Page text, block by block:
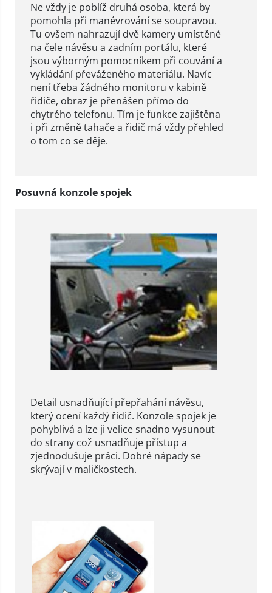
Ne vždy je poblíž druhá osoba, která by
pomohla při manévrování se soupravou.
Tu ovšem nahrazují dvě kamery umístěné
na čele návěsu a zadním portálu, které
jsou výborným pomocníkem při couvání a
vykládání převáženého materiálu. Navíc
není třeba žádného monitoru v kabině
řidiče, obraz je přenášen přímo do
chytrého telefonu. Tím je funkce zajištěna
i při změně tahače a řidič má vždy přehled
o tom co se děje.
Posuvná konzole spojek
Detail usnadňující přepřahání návěsu,
který ocení každý řidič. Konzole spojek je
pohyblivá a lze ji velice snadno vysunout
do strany což usnadňuje přístup a
zjednodušuje práci. Dobré nápady se
skrývají v maličkostech.